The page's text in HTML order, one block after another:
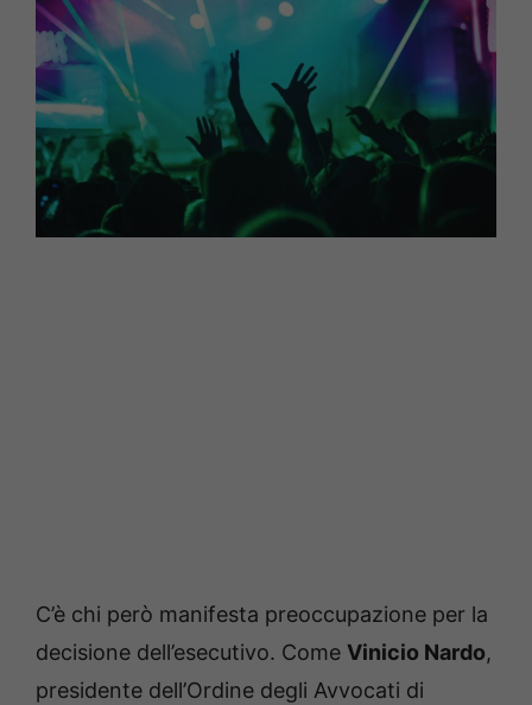
C’è chi però manifesta preoccupazione per la
decisione dell’esecutivo. Come Vinicio Nardo,
presidente dell’Ordine degli Avvocati di